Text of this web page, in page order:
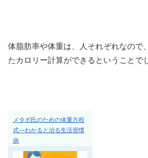
体脂肪率や体重は、人それぞれなので
たカロリー計算ができるということで
メタボ氏のための体重方程
式―わかると治る生活習慣
病